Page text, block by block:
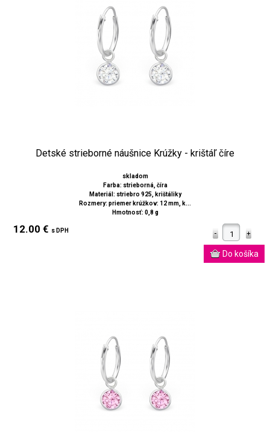
Detské strieborné náušnice Krúžky - krištáľ číre
skladom
Farba: strieborná, číra
Materiál: striebro 925, krištáliky
Rozmery: priemer krúžkov: 12 mm, k...
Hmotnosť: 0,8 g
12.00 € s DPH